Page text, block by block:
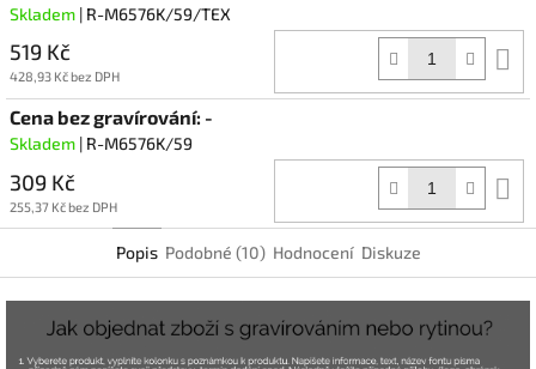
Skladem | R-M6576K/59/TEX
519 Kč
428,93 Kč bez DPH
Cena bez gravírování: -
Skladem | R-M6576K/59
309 Kč
255,37 Kč bez DPH
Popis Podobné (10) Hodnocení Diskuze